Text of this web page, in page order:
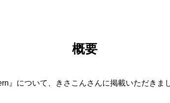
概要
』について、きさこんさんに掲載いただきま